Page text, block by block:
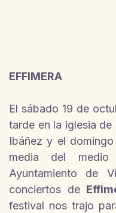
EFFIMERA
El sábado 19 de
tarde en la iglesia de
Ibáñez y el
media del
Ayuntamiento de
conciertos de
festival nos trajo